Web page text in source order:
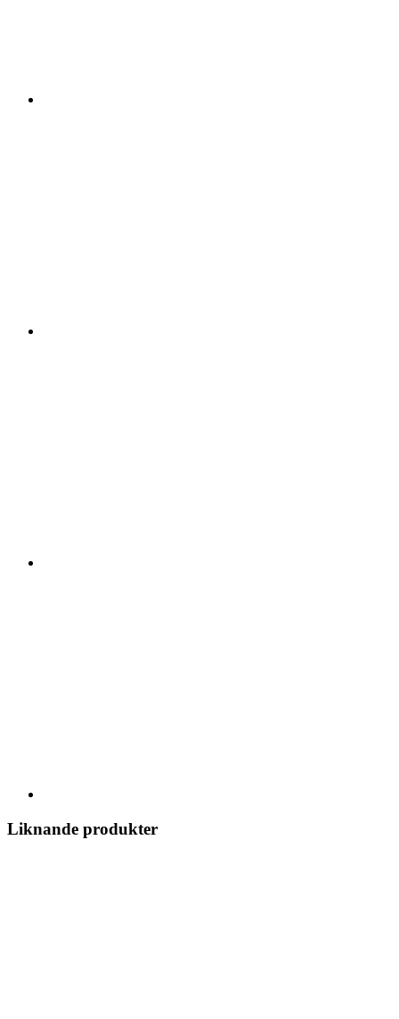
Liknande produkter